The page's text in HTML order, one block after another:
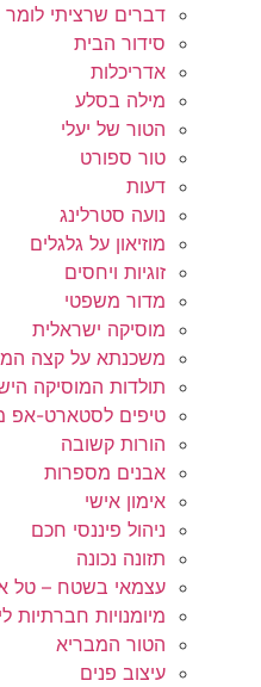
דברים שרציתי לומר
סידור הבית
אדריכלות
מילה בסלע
הטור של יעלי
טור ספורט
דעות
נועה סטרלינג
מוזיאון על גלגלים
זוגיות ויחסים
מדור משפטי
מוסיקה ישראלית
משכנתא על קצה
תולדות המוסיקה
טיפים לסטארט-אפ
הורות קשובה
אבנים מספרות
אימון אישי
ניהול פיננסי חכם
תזונה נכונה
עצמאי בשטח – טל
מיומנויות חברתיות
הטור המבריא
עיצוב פנים